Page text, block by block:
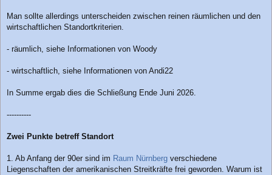
Man sollte allerdings unterscheiden zwischen reinen räumlichen und den
wirtschaftlichen Standortkriterien.
- räumlich, siehe Informationen von Woody
- wirtschaftlich, siehe Informationen von Andi22
In Summe ergab dies die Schließung Ende Juni 2026.
----------
Zwei Punkte betreff Standort
1. Ab Anfang der 90er sind im Raum Nürnberg verschiedene
Liegenschaften der amerikanischen Streitkräfte frei geworden. Warum ist